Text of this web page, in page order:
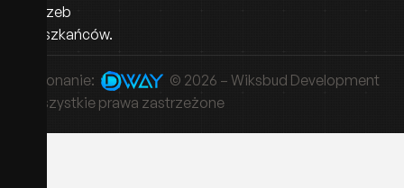
potrzeb
mieszkańców.
Wykonanie:
© 2026 – Wiksbud Development
– Wszystkie prawa zastrzeżone